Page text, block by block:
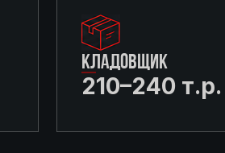
КЛАДОВЩИК
210–240 т.р.